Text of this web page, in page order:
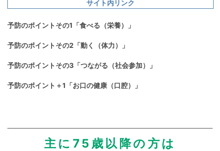
サイト内リンク
予防のポイントその1「食べる（栄養）」
予防のポイントその2「動く（体力）」
予防のポイントその3「つながる（社会参加）」
予防のポイント＋1「お口の健康（口腔）」
主に75歳以降の方は